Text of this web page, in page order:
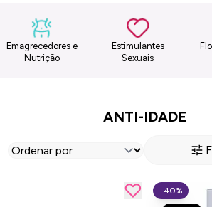
Emagrecedores e
Nutrição
Estimulantes
Sexuais
ANTI-IDADE
- 40%